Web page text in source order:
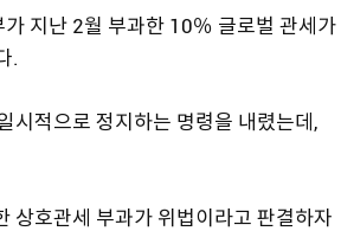
지난 2월 부과한 10％ 글로벌 관세가
.
시적으로 정지하는 명령을 내렸는데,
상호관세 부과가 위법이라고 판결하자